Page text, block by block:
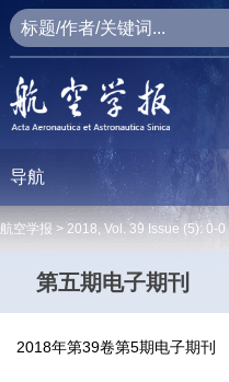
导航
航空学报 > 2018, Vol. 39 Issue (5): 0-0
第五期电子期刊
2018年第39卷第5期电子期刊